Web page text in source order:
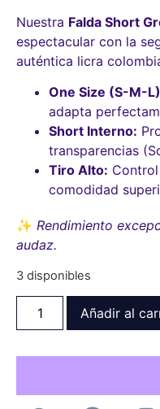
Nuestra Falda Short
espectacular con la
auténtica licra
One Size (S-M-
adapta
Short Interno:
transparencias
Tiro Alto:
comodidad
✨ Rendimiento
audaz.
3 disponibles
Añadir al